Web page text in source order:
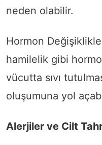
neden olabilir.
Hormon
hamilelik gibi
vücutta sıvı
oluşumuna yol
Alerjiler ve Cilt